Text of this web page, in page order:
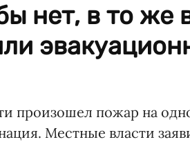
нет, в то же
произошел пожар на
Местные власти